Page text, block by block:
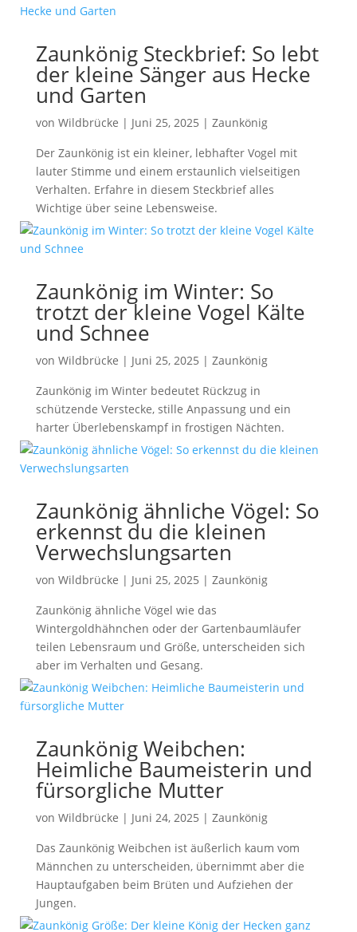
Zaunkönig Steckbrief: So lebt
der kleine Sänger aus Hecke
und Garten
von Wildbrücke | Juni 25, 2025 | Zaunkönig
Der Zaunkönig ist ein kleiner, lebhafter Vogel mit
lauter Stimme und einem erstaunlich vielseitigen
Verhalten. Erfahre in diesem Steckbrief alles
Wichtige über seine Lebensweise.
Zaunkönig im Winter: So
trotzt der kleine Vogel Kälte
und Schnee
von Wildbrücke | Juni 25, 2025 | Zaunkönig
Zaunkönig im Winter bedeutet Rückzug in
schützende Verstecke, stille Anpassung und ein
harter Überlebenskampf in frostigen Nächten.
Zaunkönig ähnliche Vögel: So
erkennst du die kleinen
Verwechslungsarten
von Wildbrücke | Juni 25, 2025 | Zaunkönig
Zaunkönig ähnliche Vögel wie das
Wintergoldhähnchen oder der Gartenbaumläufer
teilen Lebensraum und Größe, unterscheiden sich
aber im Verhalten und Gesang.
Zaunkönig Weibchen:
Heimliche Baumeisterin und
fürsorgliche Mutter
von Wildbrücke | Juni 24, 2025 | Zaunkönig
Das Zaunkönig Weibchen ist äußerlich kaum vom
Männchen zu unterscheiden, übernimmt aber die
Hauptaufgaben beim Brüten und Aufziehen der
Jungen.